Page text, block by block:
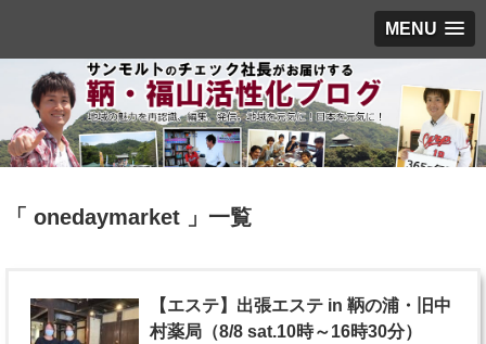
MENU
「 onedaymarket 」一覧
【エステ】出張エステ in 鞆の浦・旧中
村薬局（8/8 sat.10時～16時30分）